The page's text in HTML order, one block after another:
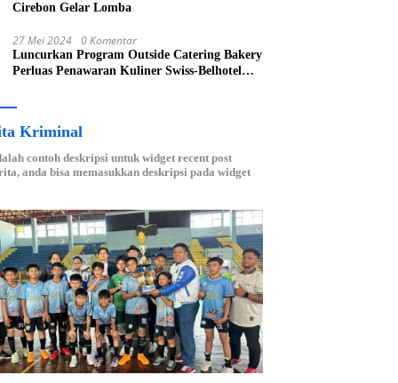
Cirebon Gelar Lomba
27 Mei 2024 0 Komentar
Luncurkan Program Outside Catering Bakery
Perluas Penawaran Kuliner Swiss-Belhotel
Kriminal
contoh deskripsi untuk widget recent post
anda bisa memasukkan deskripsi pada widget